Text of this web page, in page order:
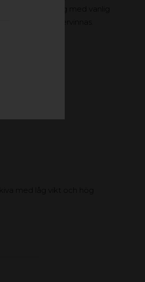
Enkel montering med vanlig
och återvinnas.
med låg vikt och hög